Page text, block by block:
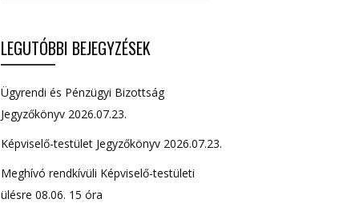
LEGUTÓBBI BEJEGYZÉSEK
Ügyrendi és Pénzügyi Bizottság
Jegyzőkönyv 2026.07.23.
Képviselő-testület Jegyzőkönyv 2026.07.23.
Meghívó rendkívüli Képviselő-testületi
ülésre 08.06. 15 óra